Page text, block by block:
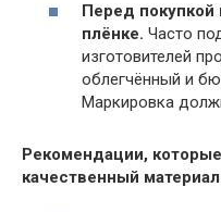
Перед покупкой
плёнке. Часто
изготовителей
облегчённый и
Маркировка
Рекомендации,
качественный